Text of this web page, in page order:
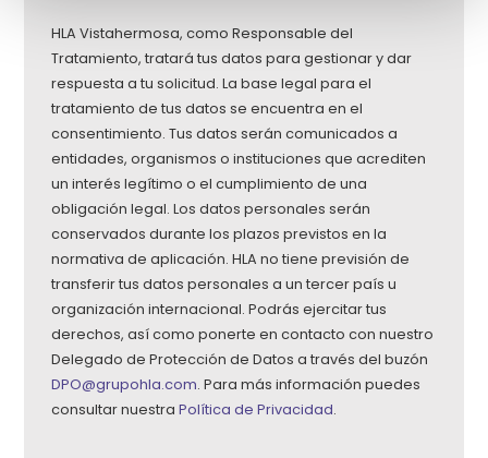
HLA Vistahermosa, como Responsable del
Tratamiento, tratará tus datos para gestionar y dar
respuesta a tu solicitud. La base legal para el
tratamiento de tus datos se encuentra en el
consentimiento. Tus datos serán comunicados a
entidades, organismos o instituciones que acrediten
un interés legítimo o el cumplimiento de una
obligación legal. Los datos personales serán
conservados durante los plazos previstos en la
normativa de aplicación. HLA no tiene previsión de
transferir tus datos personales a un tercer país u
organización internacional. Podrás ejercitar tus
derechos, así como ponerte en contacto con nuestro
Delegado de Protección de Datos a través del buzón
DPO@grupohla.com. Para más información puedes
consultar nuestraPolítica de Privacidad.